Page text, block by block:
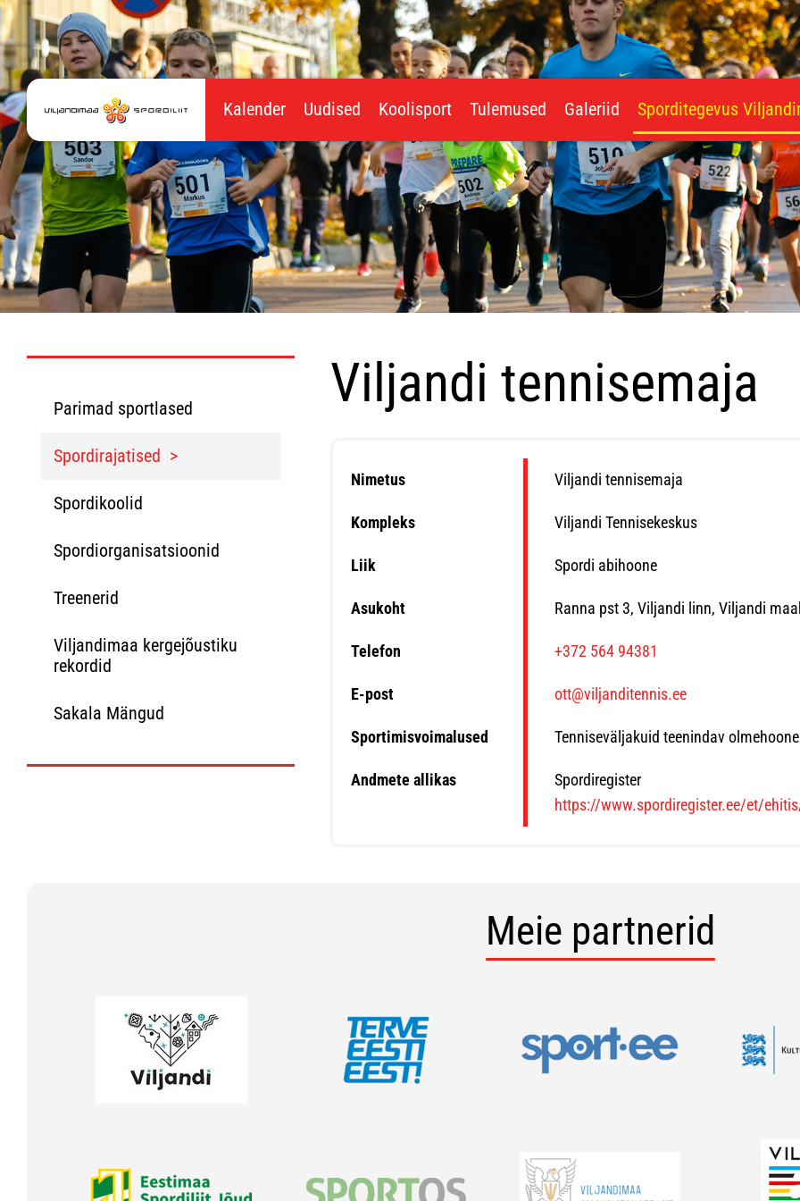
Kalender Uudised Koolisport Tulemused Galeriid Sporditegevus
Parimad sportlased
Spordirajatised
Spordikoolid
Spordiorganisatsioonid
Treenerid
Viljandimaa kergejõustiku
rekordid
Sakala Mängud
Viljandi tennisemaja
Nimetus Viljandi tennisemaja
Kompleks Viljandi Tennisekeskus
Liik Spordi abihoone
Asukoht Ranna pst 3, Viljandi linn, Viljandi
Telefon +372 564 94381
E-post ott@viljanditennis.ee
Sportimisvoimalused Tenniseväljakuid teenindav olmehoone
Andmete allikas
Spordiregister
https://www.spordiregister.ee/et/
Meie partnerid